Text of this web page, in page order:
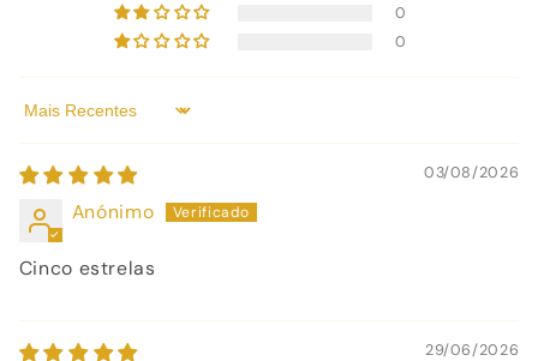
0
0
Sort by
03/08/2026
Anónimo
Cinco estrelas
29/06/2026